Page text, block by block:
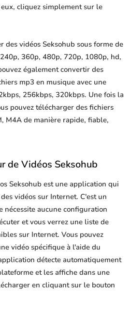
cliquez simplement sur le
des vidéos Seksohub sous forme de
360p, 480p, 720p, 1080p, hd,
également convertir des
mp3 en musique avec une
256kbps, 320kbps. Une fois la
pouvez télécharger des fichiers
M4A de manière rapide, fiable,
de Vidéos Seksohub
Seksohub est une application qui
vidéos sur Internet. C'est un
nécessite aucune configuration
et vous verrez une liste de
sur Internet. Vous pouvez
vidéo spécifique à l'aide du
détecte automatiquement
et les affiche dans une
en cliquant sur le bouton